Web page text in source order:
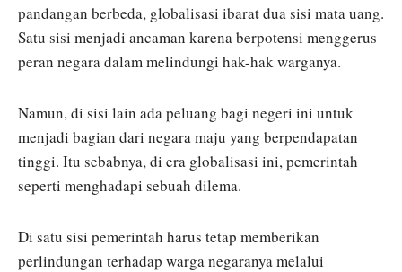
pandangan berbeda, globalisasi ibarat dua sisi mata uang.
Satu sisi menjadi ancaman karena berpotensi menggerus
peran negara dalam melindungi hak-hak warganya.
Namun, di sisi lain ada peluang bagi negeri ini untuk
menjadi bagian dari negara maju yang berpendapatan
tinggi. Itu sebabnya, di era globalisasi ini, pemerintah
seperti menghadapi sebuah dilema.
Di satu sisi pemerintah harus tetap memberikan
perlindungan terhadap warga negaranya melalui